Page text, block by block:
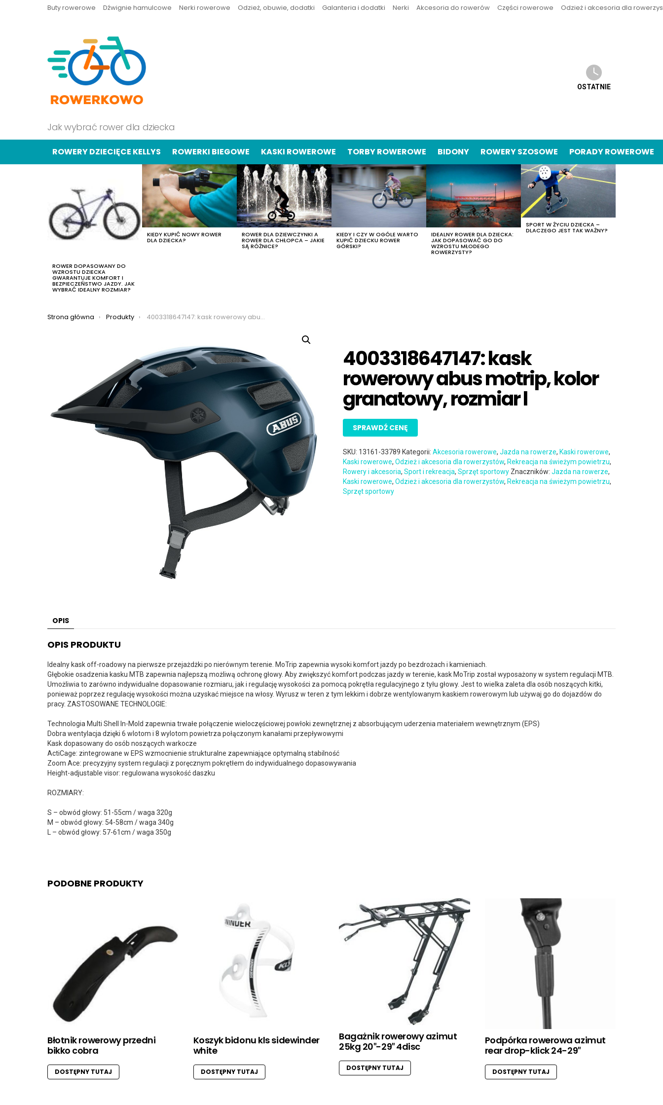
Buty rowerowe Dźwignie hamulcowe Nerki rowerowe Odzież, obuwie, dodatki Galanteria i dodatki Nerki Akcesoria do rowerów Części rowerowe Odzież i akcesoria dla
Jak wybrać rower dla dziecka
OSTATNIE
ROWERY DZIECIĘCE KELLYS ROWERKI BIEGOWE KASKI ROWEROWE TORBY ROWEROWE BIDONY ROWERY SZOSOWE PORADY ROWEROWE
ROWER DOPASOWANY DO
WZROSTU DZIECKA
GWARANTUJE KOMFORT I
BEZPIECZEŃSTWO JAZDY. JAK
WYBRAĆ IDEALNY ROZMIAR?
KIEDY KUPIĆ NOWY ROWER
DLA DZIECKA?
ROWER DLA DZIEWCZYNKI A
ROWER DLA CHŁOPCA – JAKIE
SĄ RÓŻNICE?
KIEDY I CZY W OGÓLE WARTO
KUPIĆ DZIECKU ROWER
GÓRSKI?
IDEALNY ROWER DLA DZIECKA:
JAK DOPASOWAĆ GO DO
WZROSTU MŁODEGO
ROWERZYSTY?
SPORT W ŻYCIU DZIECKA –
DLACZEGO JEST TAK WAŻNY?
Jesteś tutaj:
Strona główna Produkty 4003318647147: kask rowerowy abus motrip, kolor granatowy, rozmiar l
4003318647147: kask
rowerowy abus motrip, kolor
granatowy, rozmiar l
SPRAWDŹ CENĘ
SKU: 13161-33789 Kategorii:Akcesoria rowerowe,Jazda na rowerze, Kaski rowerowe,
Kaski rowerowe,Odzież i akcesoria dla rowerzystów, Rekreacja na świeżym powietrzu,
Rowery i akcesoria,Sport i rekreacja,Sprzęt sportowy Znaczników:Jazda na rowerze,
Kaski rowerowe,Odzież i akcesoria dla rowerzystów, Rekreacja na świeżym powietrzu,
Sprzęt sportowy
OPIS
OPIS PRODUKTU
Idealny kask off-roadowy na pierwsze przejażdżki po nierównym terenie. MoTrip zapewnia wysoki komfort jazdy po bezdrożach i kamieniach.
Głębokie osadzenia kasku MTB zapewnia najlepszą możliwą ochronę głowy. Aby zwiększyć komfort podczas jazdy w terenie, kask MoTrip został wyposażony w system regulacji MTB.
Umożliwia to zarówno indywidualne dopasowanie rozmiaru, jak i regulację wysokości za pomocą pokrętła regulacyjnego z tyłu głowy. Jest to wielka zaleta dla osób noszących kitki,
ponieważ poprzez regulację wysokości można uzyskać miejsce na włosy. Wyrusz w teren z tym lekkim i dobrze wentylowanym kaskiem rowerowym lub używaj go do dojazdów do
pracy. ZASTOSOWANE TECHNOLOGIE:
Technologia Multi Shell In-Mold zapewnia trwałe połączenie wieloczęściowej powłoki zewnętrznej z absorbującym uderzenia materiałem wewnętrznym (EPS)
Dobra wentylacja dzięki 6 wlotom i 8 wylotom powietrza połączonym kanałami przepływowymi
Kask dopasowany do osób noszących warkocze
ActiCage: zintegrowane w EPS wzmocnienie strukturalne zapewniające optymalną stabilność
Zoom Ace: precyzyjny system regulacji z poręcznym pokrętłem do indywidualnego dopasowywania
Height-adjustable visor: regulowana wysokość daszku
ROZMIARY:
S – obwód głowy: 51-55cm / waga 320g
M – obwód głowy: 54-58cm / waga 340g
L – obwód głowy: 57-61cm / waga 350g
PODOBNE PRODUKTY
Błotnik rowerowy przedni
bikko cobra
DOSTĘPNY TUTAJ
Koszyk bidonu kls sidewinder
white
DOSTĘPNY TUTAJ
Bagażnik rowerowy azimut
25kg 20″-29″ 4disc
DOSTĘPNY TUTAJ
Podpórka rowerowa azimut
rear drop-klick 24-29″
DOSTĘPNY TUTAJ